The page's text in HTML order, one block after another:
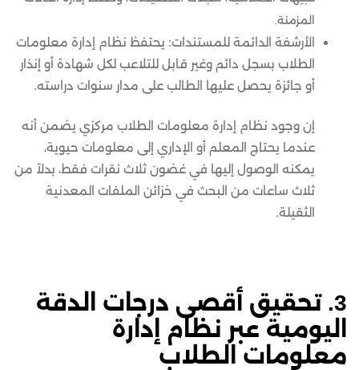
المزمنة.
الأرشفة الدائمة للمستندات: يحتفظ نظام إدارة معلومات
الطلاب بسجل دائم وغير قابل للتلاعب لكل شهادة أو إنذار
أو جائزة يحصل عليها الطالب على مدار سنوات دراسته.
إن وجود نظام إدارة معلومات الطلاب مركزي يضمن أنه
عندما يحتاج المعلم أو الإداري إلى معلومات حيوية،
يمكنه الوصول إليها في غضون ثلاث نقرات فقط، بدلاً من
ثلاث ساعات من البحث في خزائن الملفات المعدنية
الثقيلة.
3. تحقيق أقصى درجات الدقة
اليومية عبر نظام إدارة
معلومات الطلاب